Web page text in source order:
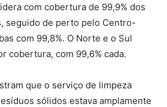
com cobertura de 99,9% dos
seguido de perto pelo Centro-
com 99,8%. O Norte e o Sul
cobertura, com 99,6% cada.
que o serviço de limpeza
sólidos estava amplamente